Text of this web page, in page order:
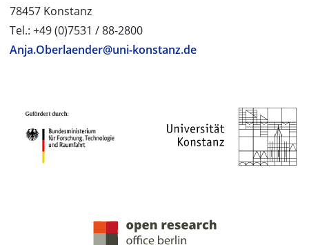
78457 Konstanz
Tel.: +49 (0)7531 / 88-2800
Anja.Oberlaender@uni-konstanz.de